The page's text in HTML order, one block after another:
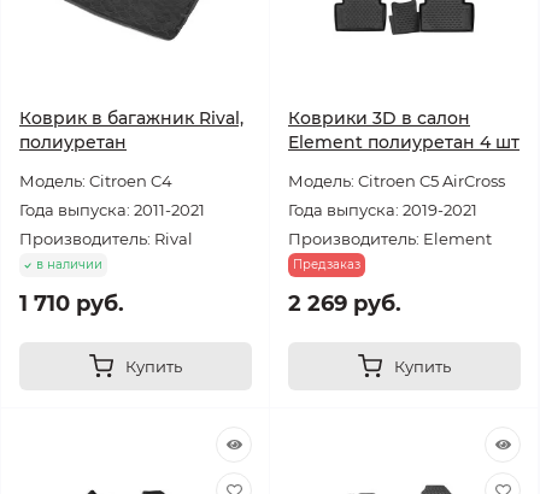
Коврик в багажник Rival,
полиуретан
Модель: Citroen C4
Года выпуска: 2011-2021
Производитель: Rival
в наличии
1 710 руб.
Купить
Коврики 3D в салон
Element полиуретан 4 шт
Модель: Citroen C5 AirCross
Года выпуска: 2019-2021
Производитель: Element
Предзаказ
2 269 руб.
Купить